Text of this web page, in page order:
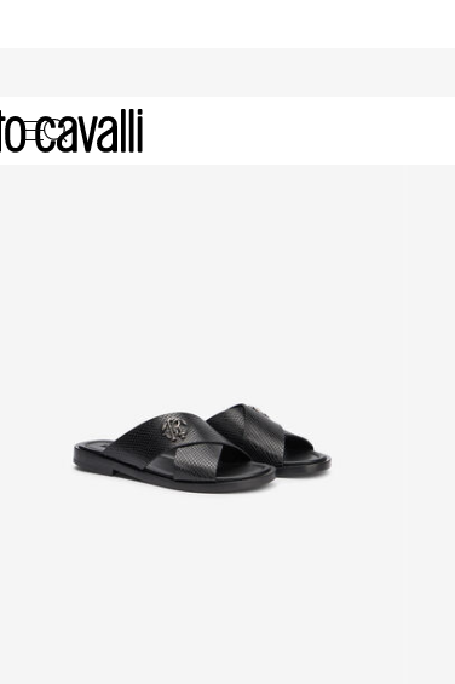
Nouveautés : Chaussures